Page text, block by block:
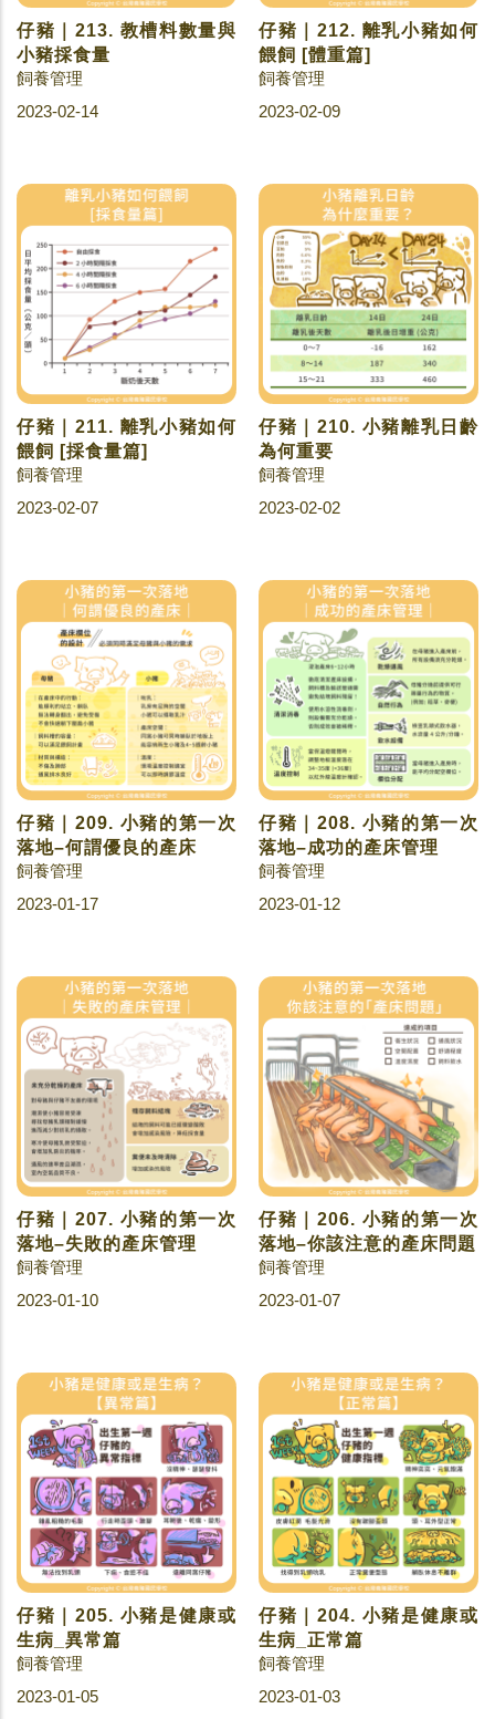
仔豬｜213. 教槽料數量與
小豬採食量
飼養管理
2023-02-14
仔豬｜212. 離乳小豬如何
餵飼 [體重篇]
飼養管理
2023-02-09
仔豬｜211. 離乳小豬如何
餵飼 [採食量篇]
飼養管理
2023-02-07
仔豬｜210. 小豬離乳日齡
為何重要
飼養管理
2023-02-02
仔豬｜209. 小豬的第一次
落地–何謂優良的產床
飼養管理
2023-01-17
仔豬｜208. 小豬的第一次
落地–成功的產床管理
飼養管理
2023-01-12
仔豬｜207. 小豬的第一次
落地–失敗的產床管理
飼養管理
2023-01-10
仔豬｜206. 小豬的第一次
落地–你該注意的產床問題
飼養管理
2023-01-07
仔豬｜205. 小豬是健康或
生病_異常篇
飼養管理
2023-01-05
仔豬｜204. 小豬是健康或
生病_正常篇
飼養管理
2023-01-03